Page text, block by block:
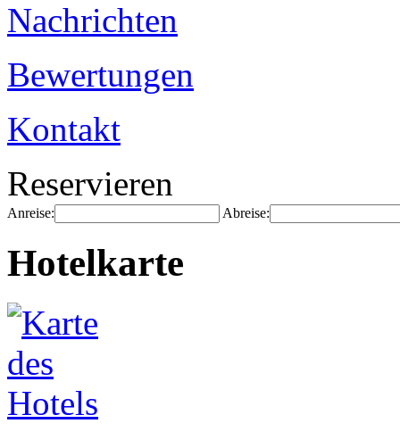
Nachrichten
Bewertungen
Kontakt
Reservieren
Anreise: Abreise:
Hotelkarte